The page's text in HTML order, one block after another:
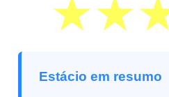
Estácio em resumo